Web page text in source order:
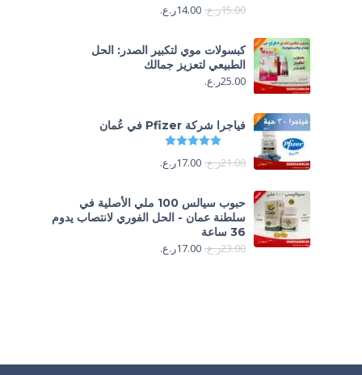
15.00ر.ع. 14.00ر.ع.
كبسولات موي لتكبير الصدر: الحل
الطبيعي لتعزيز جمالك
25.00ر.ع.
فياجرا شركة Pfizer في عُمان
21.00ر.ع. 17.00ر.ع.
حبوب سيالس 100 ملي الأصلية في
سلطنة عمان - الحل الفوري لانتصاب يدوم
36 ساعة
23.00ر.ع. 17.00ر.ع.